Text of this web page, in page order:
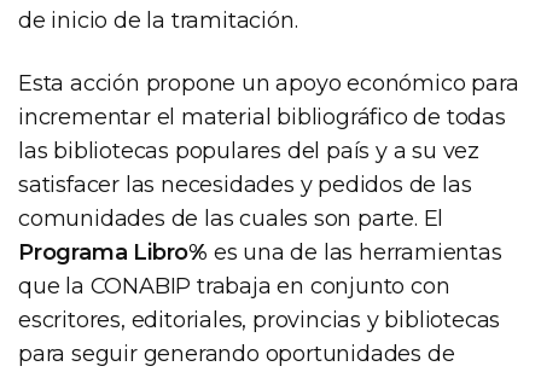
de inicio de la tramitación.
Esta acción propone un apoyo económico para
incrementar el material bibliográfico de todas
las bibliotecas populares del país y a su vez
satisfacer las necesidades y pedidos de las
comunidades de las cuales son parte. El
Programa Libro% es una de las herramientas
que la CONABIP trabaja en conjunto con
escritores, editoriales, provincias y bibliotecas
para seguir generando oportunidades de